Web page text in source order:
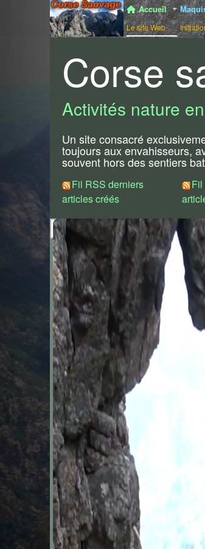
Accueil
Le site Web
Corse
Activités nature
Un site consacré
toujours aux envahisseurs,
souvent hors des sentiers
Fil RSS derniers
articles créés
Fil
Les News
24/05/2026 7ème édition
Cette fois-ci, un parcours de plus
-
Giru di u Cavu (35K@2200D+),
traversant
l'arche de Genepariccia...
-Essenza di u Cavu (22K@1400D+)
-Sapara e Carbunari :
courte boucle pour faire plaisir aux
Au total, environ
160 concurrents
concurrents presque tous largement
Voir la page de l'article du blog :
Le
17/01/2026 Migration
Cela faisait longtemps que cette
En ce début d'année 2026,
problèmes (ce qui est rare pour toute
Vous rencontrerez peut-être des
Bonne continuation sur
25/05/20256ème édition
Après 5 éditions réussies du Trail
proposé cette année une version
-Giru di u Cavu (32K@2100D+)
,
-Spara e Carbunari (12K@800D+)
,